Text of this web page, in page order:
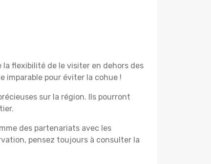
la flexibilité de le visiter en dehors des
imparable pour éviter la cohue !
sur la région. Ils pourront
des partenariats avec les
pensez toujours à consulter la